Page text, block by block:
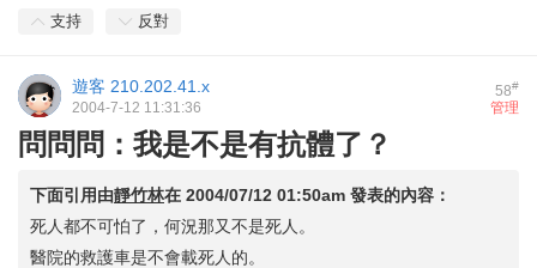
支持 反對
58#
遊客 210.202.41.x
管理
2004-7-12 11:31:36
問問問：我是不是有抗體了？
下面引用由靜竹林在 2004/07/12 01:50am 發表的內容：
死人都不可怕了，何況那又不是死人。
醫院的救護車是不會載死人的。